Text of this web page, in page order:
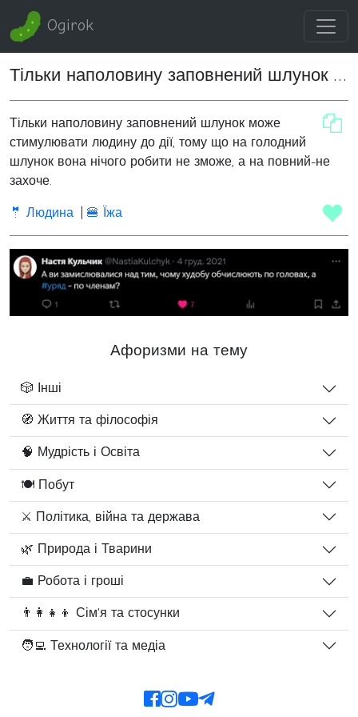
Ogirok
Тільки наполовину заповнений шлунок може стимулювати людину до дії
Тільки наполовину заповнений шлунок може
стимулювати людину до дії, тому що на голодний
шлунок вона нічого робити не зможе, а на повний-не
захоче.
🤵 Людина 🍔 Їжа
Афоризми на тему
🎲 Інші
🧭 Життя та філософія
🧠 Мудрість і Освіта
🍽️ Побут
⚔️ Політика, війна та держава
🌿 Природа і Тварини
💼 Робота і гроші
👨‍👩‍👧‍👦 Сім'я та стосунки
🧑‍💻 Технології та медіа